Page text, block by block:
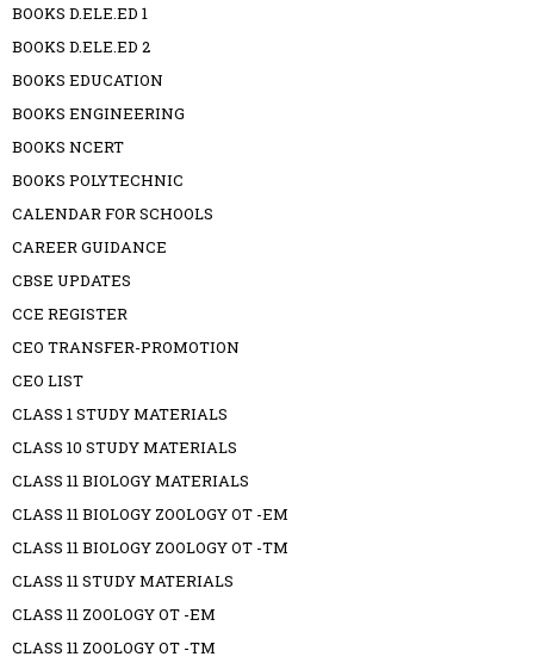
BOOKS D.ELE.ED 1
BOOKS D.ELE.ED 2
BOOKS EDUCATION
BOOKS ENGINEERING
BOOKS NCERT
BOOKS POLYTECHNIC
CALENDAR FOR SCHOOLS
CAREER GUIDANCE
CBSE UPDATES
CCE REGISTER
CEO TRANSFER-PROMOTION
CEO LIST
CLASS 1 STUDY MATERIALS
CLASS 10 STUDY MATERIALS
CLASS 11 BIOLOGY MATERIALS
CLASS 11 BIOLOGY ZOOLOGY OT -EM
CLASS 11 BIOLOGY ZOOLOGY OT -TM
CLASS 11 STUDY MATERIALS
CLASS 11 ZOOLOGY OT -EM
CLASS 11 ZOOLOGY OT -TM